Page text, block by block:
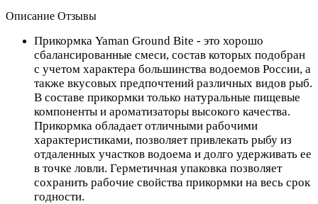
Описание Отзывы
Прикормка Yaman Ground Bite - это хорошо
сбалансированные смеси, состав которых подобран
с учетом характера большинства водоемов России, а
также вкусовых предпочтений различных видов рыб.
В составе прикормки только натуральные пищевые
компоненты и ароматизаторы высокого качества.
Прикормка обладает отличными рабочими
характеристиками, позволяет привлекать рыбу из
отдаленных участков водоема и долго удерживать ее
в точке ловли. Герметичная упаковка позволяет
сохранить рабочие свойства прикормки на весь срок
годности.